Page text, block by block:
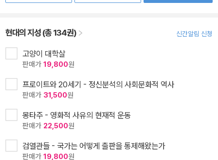
현대의 지성 (총 134권) 신간알림 신청
고양이 대학살
판매가 19,800원
프로이트와 20세기 - 정신분석의 사회문화적 역사
판매가 31,500원
몽타주 - 영화적 사유의 현재적 운동
판매가 22,500원
검열관들 - 국가는 어떻게 출판을 통제해왔는가
판매가 19,800원